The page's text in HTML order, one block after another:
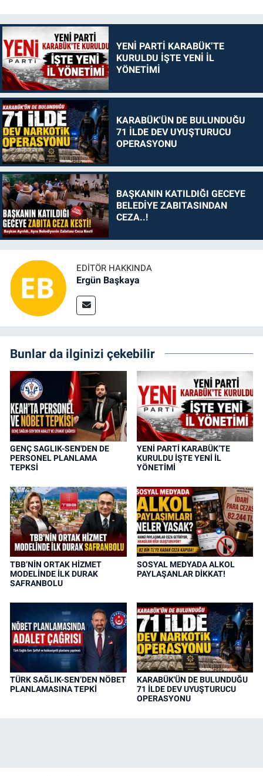
YENİ PARTİ KARABÜK’TE
KURULDU İŞTE YENİ İL
YÖNETİMİ
KARABÜK'ÜN DE BULUNDUĞU
71 İLDE DEV UYUŞTURUCU
OPERASYONU
BAŞKANIN KATILDIĞI GECEYE
BELEDİYE ZABITASINDAN
CEZA..!
EDITÖR HAKKINDA
Ergün Başkaya
Bunlar da ilginizi çekebilir
GENÇ SAGLIK-SEN'DEN DE
PERSONEL PLANLAMA
TEPKSİ
YENİ PARTİ KARABÜK’TE
KURULDU İŞTE YENİ İL
YÖNETİMİ
TBB’NİN ORTAK HİZMET
MODELİNDE İLK DURAK
SAFRANBOLU
SOSYAL MEDYADA ALKOL
PAYLAŞANLAR DİKKAT!
TÜRK SAĞLIK-SEN’DEN NÖBET
PLANLAMASINA TEPKİ
KARABÜK'ÜN DE BULUNDUĞU
71 İLDE DEV UYUŞTURUCU
OPERASYONU